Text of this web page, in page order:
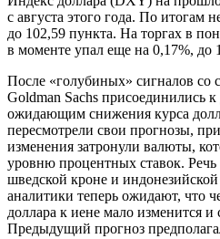
с августа этого года. По итогам
до 102,59 пункта. На торгах в
в моменте упал еще на 0,17%, до
После «голубиных» сигналов
Goldman Sachs присоединились к
ожидающим снижения курса
пересмотрели свои прогнозы,
изменения затронули валюты,
уровню процентных ставок. Речь
шведской кроне и индонезийской
аналитики теперь ожидают, что
доллара к иене мало изменится и
Предыдущий прогноз